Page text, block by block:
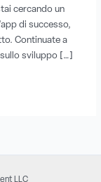
cercando un
di successo,
Continuate a
sviluppo […]
LLC